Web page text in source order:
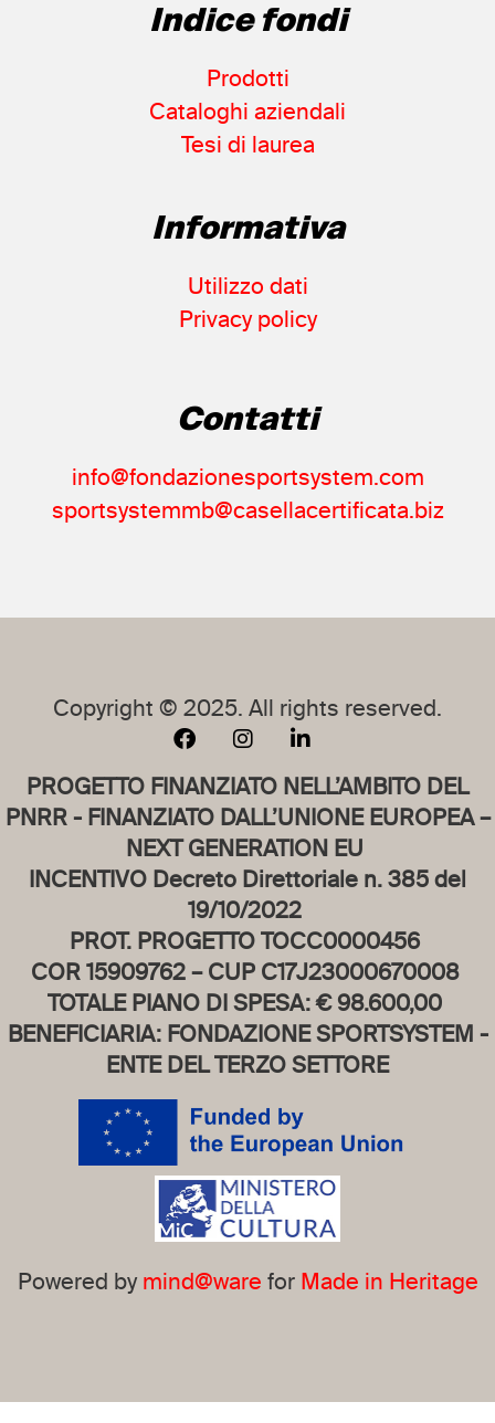
Indice fondi
Prodotti
Cataloghi aziendali
Tesi di laurea
Informativa
Utilizzo dati
Privacy policy
Contatti
info@fondazionesportsystem.com
sportsystemmb@casellacertificata.biz
Copyright © 2025. All rights reserved.
PROGETTO FINANZIATO NELL’AMBITO DEL
PNRR - FINANZIATO DALL’UNIONE EUROPEA –
NEXT GENERATION EU
INCENTIVO Decreto Direttoriale n. 385 del
19/10/2022
PROT. PROGETTO TOCC0000456
COR 15909762 – CUP C17J23000670008
TOTALE PIANO DI SPESA: € 98.600,00
BENEFICIARIA: FONDAZIONE SPORTSYSTEM -
ENTE DEL TERZO SETTORE
Powered by mind@ware for Made in Heritage